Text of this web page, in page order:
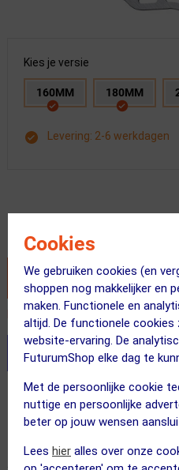
Cookies
We gebruiken cookies (en
shoppen nog makkelijker en
maken. Functionele en
altijd. De functionele cookies
website-ervaring. De
FuturumShop elke dag te
Met de persoonlijke cookie
nuttige en persoonlijke
beter op jouw wensen
Lees hier alles over onze
Kies je versie
160MM 180MM
Levering: 2-6 werkdagen
VOEG TOE AAN
Recent besteld door 2 klanten!
Stel je productvragen aan
Gratis verzending vanaf €49
Vandaag besteld = maandag
365 dagen retourrecht